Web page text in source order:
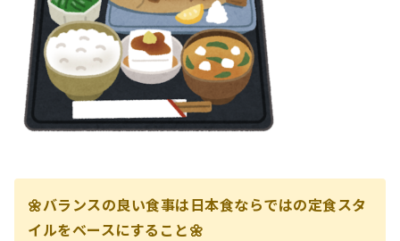
🌼バランスの良い食事は日本食ならではの定食スタ
イルをベースにすること🌼